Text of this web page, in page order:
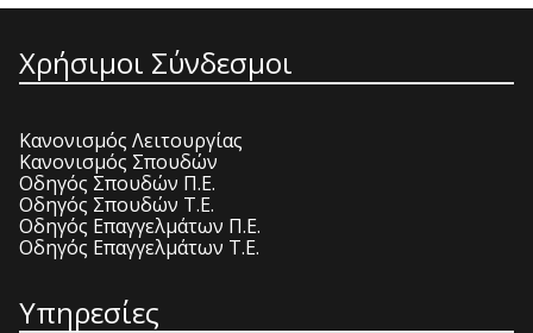
Χρήσιμοι Σύνδεσμοι
Κανονισμός Λειτουργίας
Κανονισμός Σπουδών
Οδηγός Σπουδών Π.Ε.
Οδηγός Σπουδών Τ.Ε.
Οδηγός Επαγγελμάτων Π.Ε.
Οδηγός Επαγγελμάτων Τ.Ε.
Υπηρεσίες